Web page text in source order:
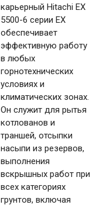
карьерный Hitachi EX
5500-6 серии EX
обеспечивает
эффективную работу
в любых
горнотехнических
условиях и
климатических зонах.
Он служит для рытья
котлованов и
траншей, отсыпки
насыпи из резервов,
выполнения
вскрышных работ при
всех категориях
грунтов, включая